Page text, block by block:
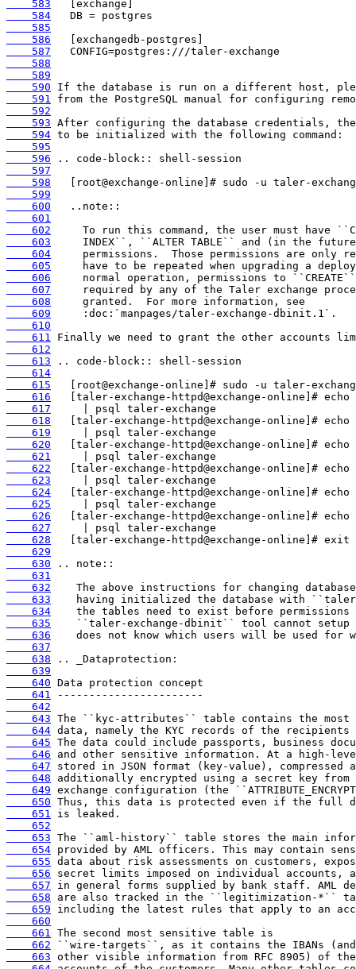
    583
    584
    585
    586
    587
    588
    589
    590
    591
    592
    593
    594
    595
    596
    597
    598
    599
    600
    601
    602
    603
    604
    605
    606
    607
    608
    609
    610
    611
    612
    613
    614
    615
    616
    617
    618
    619
    620
    621
    622
    623
    624
    625
    626
    627
    628
    629
    630
    631
    632
    633
    634
    635
    636
    637
    638
    639
    640
    641
    642
    643
    644
    645
    646
    647
    648
    649
    650
    651
    652
    653
    654
    655
    656
    657
    658
    659
    660
    661
    662
    663